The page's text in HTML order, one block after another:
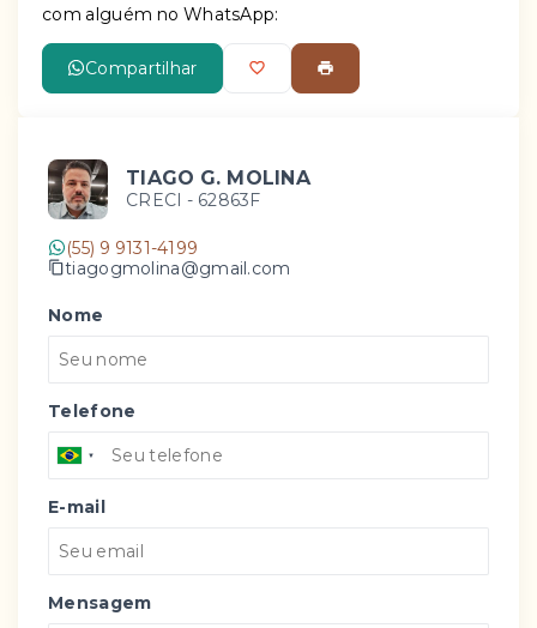
com alguém no WhatsApp:
Compartilhar
TIAGO G. MOLINA
CRECI - 62863F
(55) 9 9131-4199
tiagogmolina@gmail.com
Nome
Telefone
E-mail
Mensagem